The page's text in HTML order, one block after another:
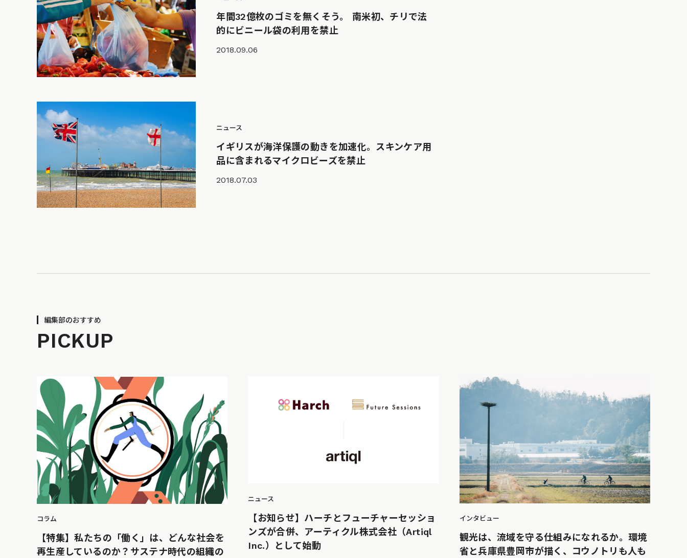
年間32億枚のゴミを無くそう。 南米初、チリで法
的にビニール袋の利用を禁止
2018.09.06
ニュース
イギリスが海洋保護の動きを加速化。スキンケア用
品に含まれるマイクロビーズを禁止
2018.07.03
編集部のおすすめ
PICKUP
コラム
【特集】私たちの「働く」は、どんな社会を
再生産しているのか？サステナ時代の組織の
ニュース
【お知らせ】ハーチとフューチャーセッショ
ンズが合併、アーティクル株式会社（Artiql
Inc.）として始動
インタビュー
観光は、流域を守る仕組みになれるか。環境
省と兵庫県豊岡市が描く、コウノトリも人も